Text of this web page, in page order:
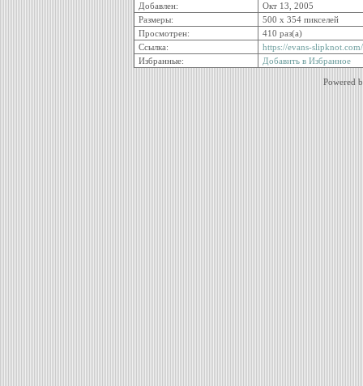
Добавлен:
Окт 13, 2005
Размеры:
500 x 354 пикселей
Просмотрен:
410 раз(а)
Ссылка:
https://evans-
Избранные:
Добавить в Избранное
Powered